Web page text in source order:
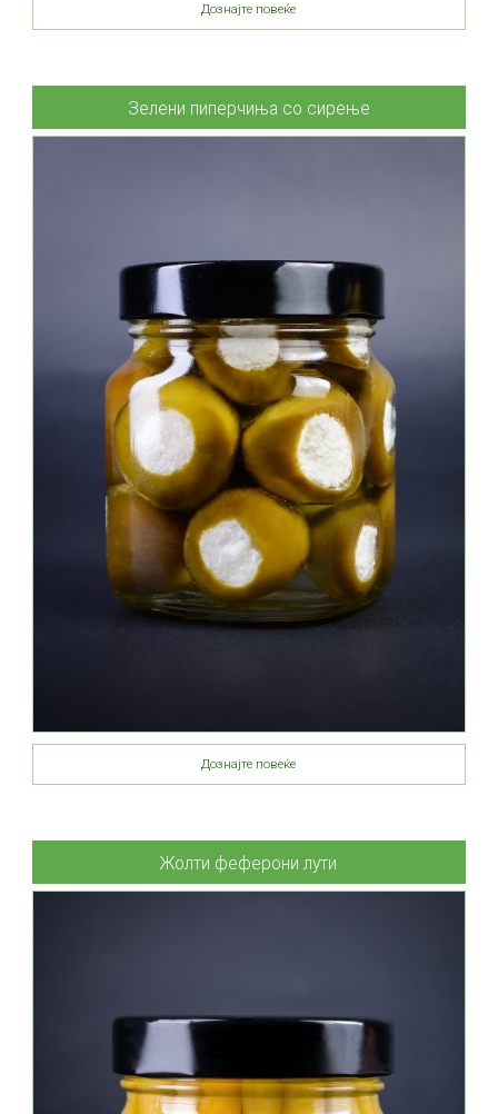
Дознајте повеќе
Зелени пиперчиња со сирење
Дознајте повеќе
Жолти феферони лути